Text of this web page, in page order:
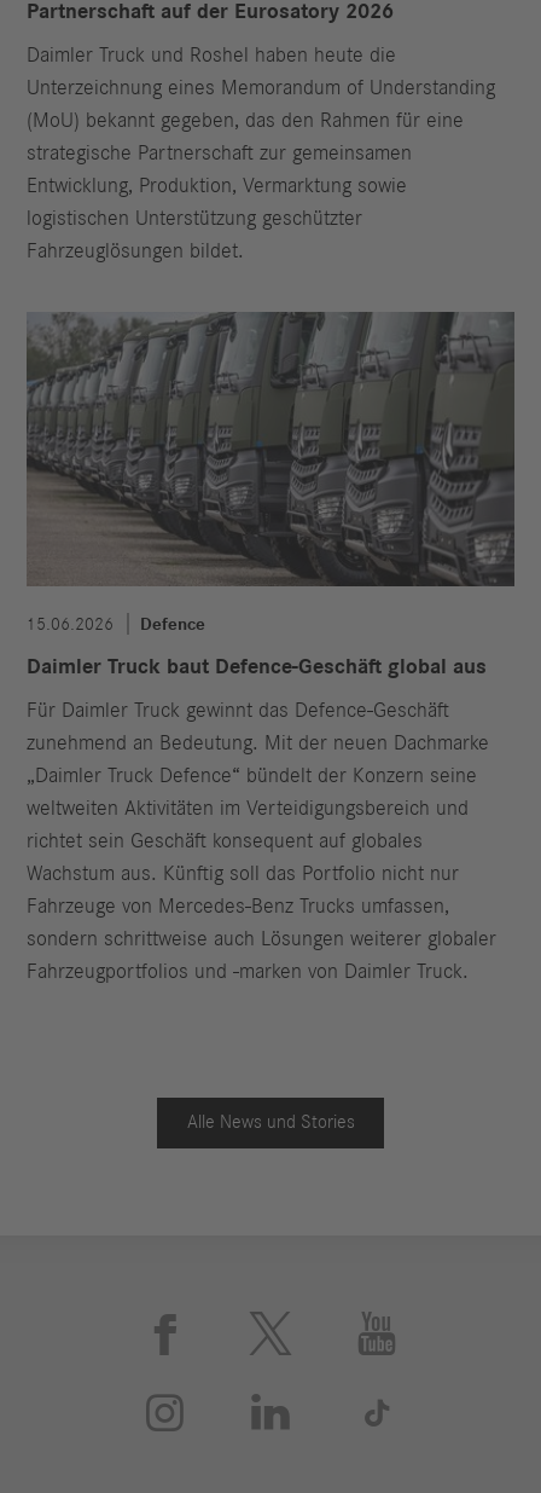
Partnerschaft auf der Eurosatory 2026
Daimler Truck und Roshel haben heute die
Unterzeichnung eines Memorandum of Understanding
(MoU) bekannt gegeben, das den Rahmen für eine
strategische Partnerschaft zur gemeinsamen
Entwicklung, Produktion, Vermarktung sowie
logistischen Unterstützung geschützter
Fahrzeuglösungen bildet.
15.06.2026 Defence
Daimler Truck baut Defence-Geschäft global aus
Für Daimler Truck gewinnt das Defence-Geschäft
zunehmend an Bedeutung. Mit der neuen Dachmarke
„Daimler Truck Defence“ bündelt der Konzern seine
weltweiten Aktivitäten im Verteidigungsbereich und
richtet sein Geschäft konsequent auf globales
Wachstum aus. Künftig soll das Portfolio nicht nur
Fahrzeuge von Mercedes-Benz Trucks umfassen,
sondern schrittweise auch Lösungen weiterer globaler
Fahrzeugportfolios und -marken von Daimler Truck.
Alle News und Stories
 


 